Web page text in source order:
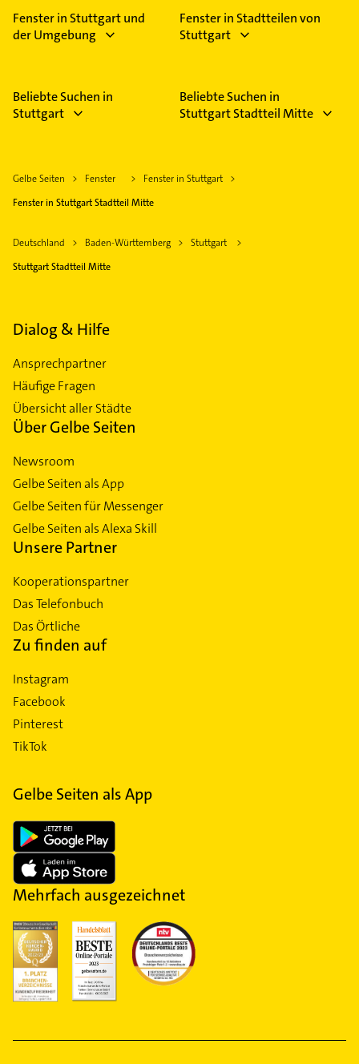
Fenster in Stuttgart und
der Umgebung
Fenster in Stadtteilen von
Stuttgart
Beliebte Suchen in
Stuttgart
Beliebte Suchen in
Stuttgart Stadtteil Mitte
Gelbe Seiten Fenster
Fenster in Stuttgart
Fenster in Stuttgart Stadtteil Mitte
Deutschland Baden-Württemberg
Stuttgart
Stuttgart Stadtteil Mitte
Dialog & Hilfe
Ansprechpartner
Häufige Fragen
Übersicht aller Städte
Über Gelbe Seiten
Newsroom
Gelbe Seiten als App
Gelbe Seiten für Messenger
Gelbe Seiten als Alexa Skill
Unsere Partner
Kooperationspartner
Das Telefonbuch
Das Örtliche
Zu finden auf
Instagram
Facebook
Pinterest
TikTok
Gelbe Seiten als App
Mehrfach ausgezeichnet